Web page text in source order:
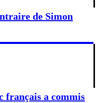
de Simon
français a commis